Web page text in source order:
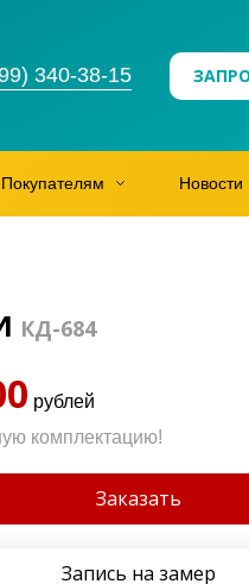
340-38-15
Покупателям Новости
КД-684
рублей
комплектацию!
Заказать
Запись на замер